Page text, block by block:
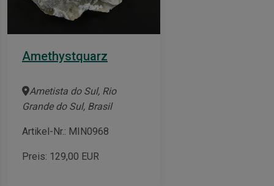
Amethystquarz
Ametista do Sul, Rio
Grande do Sul, Brasil
Artikel-Nr.: MIN0968
Preis: 129,00 EUR